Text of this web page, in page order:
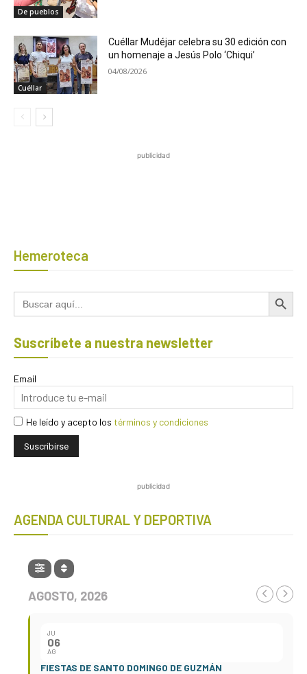
De pueblos
Cuéllar
Cuéllar Mudéjar celebra su 30 edición con
un homenaje a Jesús Polo ‘Chiqui’
04/08/2026
publicidad
Hemeroteca
Buscar: Botón de
Suscríbete a nuestra newsletter
Email
He leído y acepto los términos y condiciones
publicidad
AGENDA CULTURAL Y DEPORTIVA
AGOSTO, 2026
JU
06
AG
FIESTAS DE SANTO DOMINGO DE GUZMÁN